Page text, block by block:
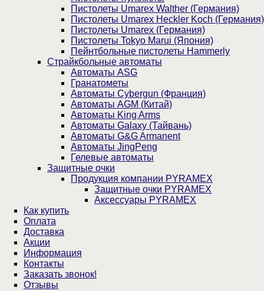
Пистолеты Umarex Walther (Германия)
Пистолеты Umarex Heckler Koch (Германия)
Пистолеты Umarex (Германия)
Пистолеты Tokyo Marui (Япония)
Пейнтбольные пистолеты Hammerly
Страйкбольные автоматы
Автоматы ASG
Гранатометы
Автоматы Cybergun (Франция)
Автоматы AGM (Китай)
Автоматы King Arms
Автоматы Galaxy (Тайвань)
Автоматы G&G Armanent
Автоматы JingPeng
Гелевые автоматы
Защитные очки
Продукция компании PYRAMEX
Защитные очки PYRAMEX
Аксессуары PYRAMEX
Как купить
Оплата
Доставка
Акции
Информация
Контакты
Заказать звонок!
Отзывы